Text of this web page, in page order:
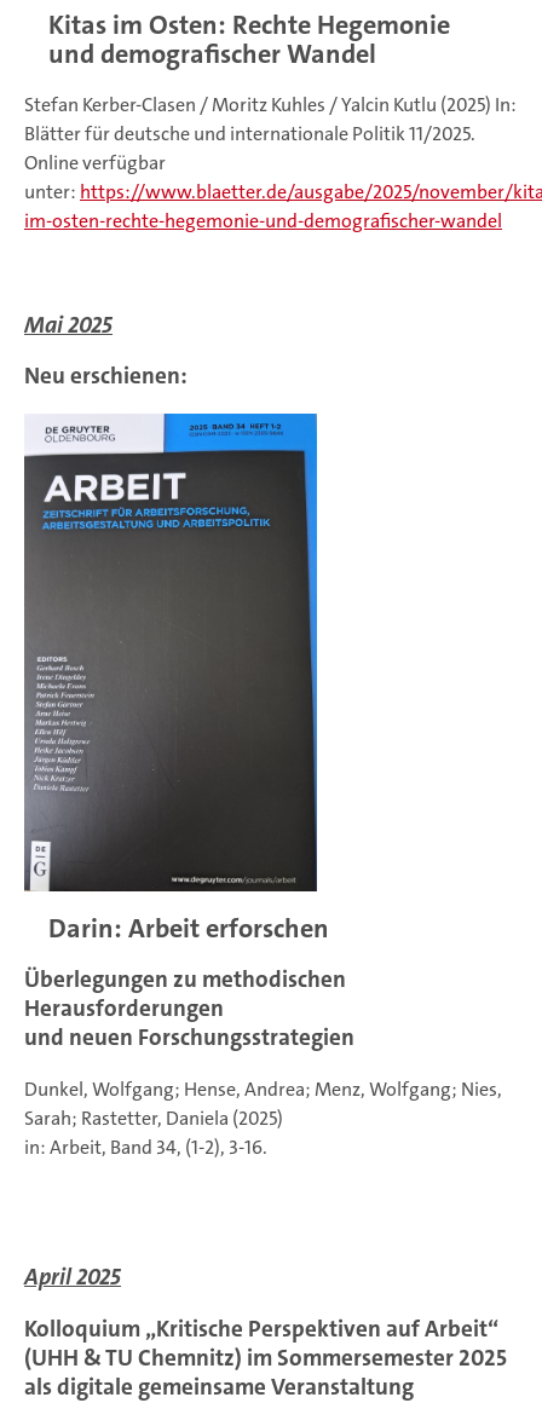
Kitas im Osten: Rechte Hegemonie
und demografischer Wandel
Stefan Kerber-Clasen / Moritz Kuhles / Yalcin Kutlu (2025) In:
Blätter für deutsche und internationale Politik 11/2025.
Online verfügbar
unter: https://www.blaetter.de/ausgabe/2025/november/
im-osten-rechte-hegemonie-und-demografischer-wandel
Mai 2025
Neu erschienen:
Darin: Arbeit erforschen
Überlegungen zu methodischen
Herausforderungen
und neuen Forschungsstrategien
Dunkel, Wolfgang; Hense, Andrea; Menz, Wolfgang; Nies,
Sarah; Rastetter, Daniela (2025)
in: Arbeit, Band 34, (1-2), 3-16.
April 2025
Kolloquium „Kritische Perspektiven auf Arbeit“
(UHH & TU Chemnitz) im Sommersemester 2025
alsdigitale gemeinsame Veranstaltung